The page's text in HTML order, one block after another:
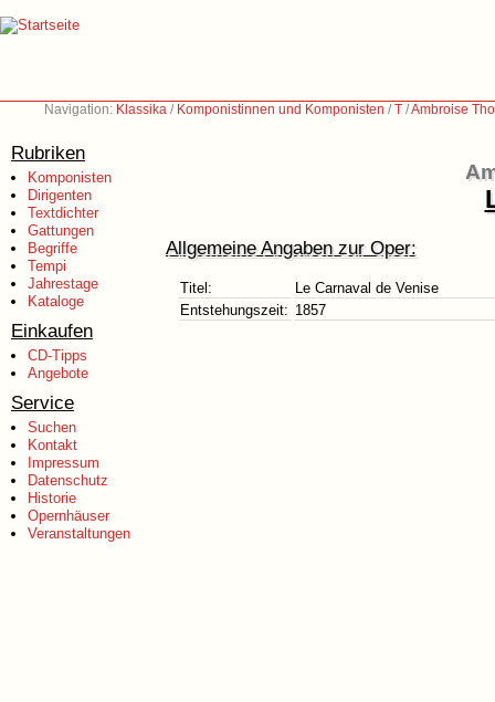
Navigation: Klassika / Komponistinnen und Komponisten /T /Ambroise
Rubriken
Komponisten
Dirigenten
Textdichter
Gattungen
Begriffe
Tempi
Jahrestage
Kataloge
Einkaufen
CD-Tipps
Angebote
Service
Suchen
Kontakt
Impressum
Datenschutz
Historie
Opernhäuser
Veranstaltungen
Allgemeine Angaben zur Oper:
Titel:
Le Carnaval de Venise
Entstehungszeit: 1857